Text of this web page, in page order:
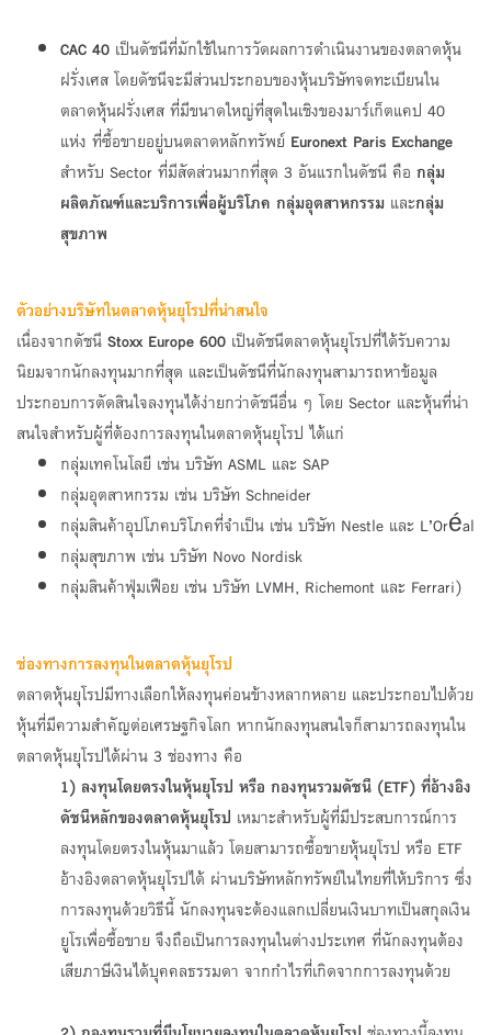
CAC 40 เป็นดัชนีที่มักใช้ในการวัดผลการดำเนินงานของตลาดหุ้น
ฝรั่งเศส โดยดัชนีจะมีส่วนประกอบของหุ้นบริษัทจดทะเบียนใน
ตลาดหุ้นฝรั่งเศส ที่มีขนาดใหญ่ที่สุดในเชิงของมาร์เก็ตแคป 40
แห่ง ที่ซื้อขายอยู่บนตลาดหลักทรัพย์ Euronext Paris Exchange
สำหรับ Sector ที่มีสัดส่วนมากที่สุด 3 อันแรกในดัชนี คือ กลุ่ม
ผลิตภัณฑ์และบริการเพื่อผู้บริโภค กลุ่มอุตสาหกรรม และกลุ่ม
สุขภาพ
ตัวอย่างบริษัทในตลาดหุ้นยุโรปที่น่าสนใจ
เนื่องจากดัชนี Stoxx Europe 600 เป็นดัชนีตลาดหุ้นยุโรปที่ได้รับความ
นิยมจากนักลงทุนมากที่สุด และเป็นดัชนีที่นักลงทุนสามารถหาข้อมูล
ประกอบการตัดสินใจลงทุนได้ง่ายกว่าดัชนีอื่น ๆ โดย Sector และหุ้นที่น่า
สนใจสำหรับผู้ที่ต้องการลงทุนในตลาดหุ้นยุโรป ได้แก่
กลุ่มเทคโนโลยี เช่น บริษัท ASML และ SAP
กลุ่มอุตสาหกรรม เช่น บริษัท Schneider
กลุ่มสินค้าอุปโภคบริโภคที่จำเป็น เช่น บริษัท Nestle และ L’Oréal
กลุ่มสุขภาพ เช่น บริษัท Novo Nordisk
กลุ่มสินค้าฟุ่มเฟือย เช่น บริษัท LVMH, Richemont และ Ferrari)
ช่องทางการลงทุนในตลาดหุ้นยุโรป
ตลาดหุ้นยุโรปมีทางเลือกให้ลงทุนค่อนข้างหลากหลาย และประกอบไปด้วย
หุ้นที่มีความสำคัญต่อเศรษฐกิจโลก หากนักลงทุนสนใจก็สามารถลงทุนใน
ตลาดหุ้นยุโรปได้ผ่าน 3 ช่องทาง คือ
1) ลงทุนโดยตรงในหุ้นยุโรป หรือ กองทุนรวมดัชนี (ETF) ที่อ้างอิง
ดัชนีหลักของตลาดหุ้นยุโรป เหมาะสำหรับผู้ที่มีประสบการณ์การ
ลงทุนโดยตรงในหุ้นมาแล้ว โดยสามารถซื้อขายหุ้นยุโรป หรือ ETF
อ้างอิงตลาดหุ้นยุโรปได้ ผ่านบริษัทหลักทรัพย์ในไทยที่ให้บริการ ซึ่ง
การลงทุนด้วยวิธีนี้ นักลงทุนจะต้องแลกเปลี่ยนเงินบาทเป็นสกุลเงิน
ยูโรเพื่อซื้อขาย จึงถือเป็นการลงทุนในต่างประเทศ ที่นักลงทุนต้อง
เสียภาษีเงินได้บุคคลธรรมดา จากกำไรที่เกิดจากการลงทุนด้วย